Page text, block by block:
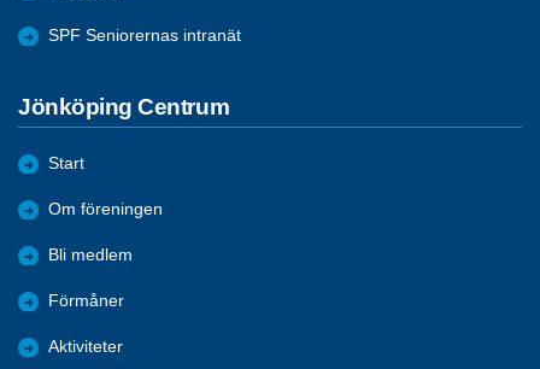
SPF Seniorernas intranät
Jönköping Centrum
Start
Om föreningen
Bli medlem
Förmåner
Aktiviteter